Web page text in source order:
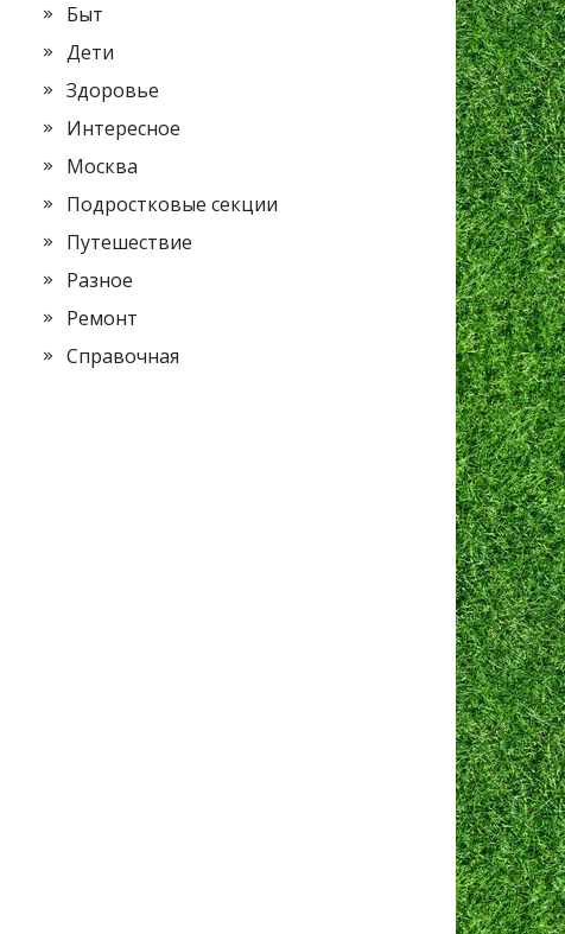
Быт
Дети
Здоровье
Интересное
Москва
Подростковые секции
Путешествие
Разное
Ремонт
Справочная